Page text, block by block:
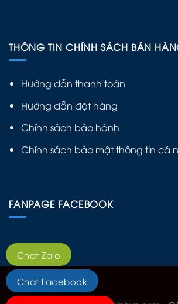
THÔNG TIN CHÍNH SÁCH BÁN
Hướng dẫn thanh toán
Hướng dẫn đặt hàng
Chính sách bảo hành
Chính sách bảo mật thông tin cá
FANPAGE FACEBOOK
Chat Zalo
Chat Facebook